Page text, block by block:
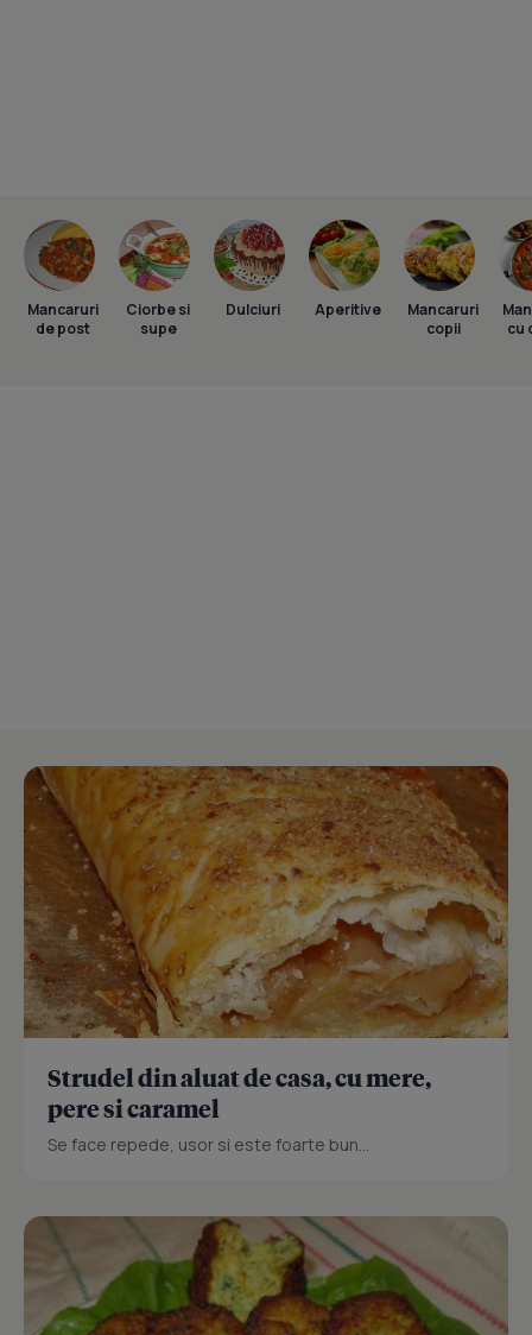
Mancaruri
de post
Ciorbe si
supe
Dulciuri Aperitive
Mancaruri
copii
cu
Strudel din aluat de casa, cu mere,
pere si caramel
Se face repede, usor si este foarte bun...